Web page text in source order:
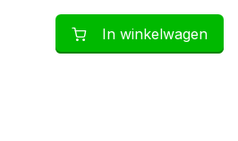
In winkelwagen